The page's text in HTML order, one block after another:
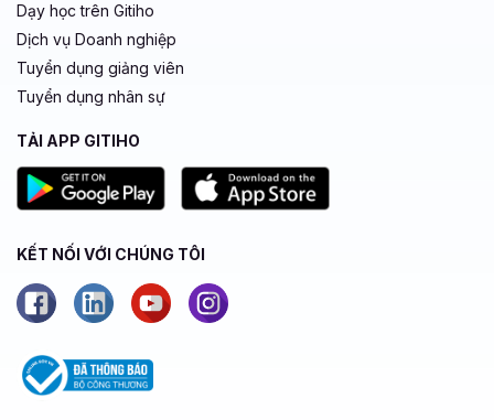
Dạy học trên Gitiho
Dịch vụ Doanh nghiệp
Tuyển dụng giảng viên
Tuyển dụng nhân sự
TẢI APP GITIHO
KẾT NỐI VỚI CHÚNG TÔI